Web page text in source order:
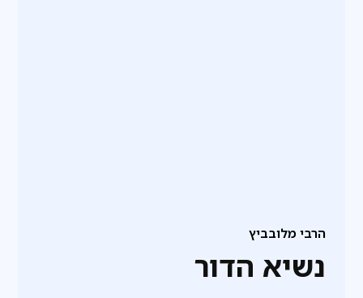
הרבי מלובביץ
נשיא הדור